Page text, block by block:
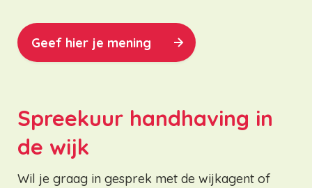
Geef hier je mening
Spreekuur handhaving in
de wijk
Wil je graag in gesprek met de wijkagent of